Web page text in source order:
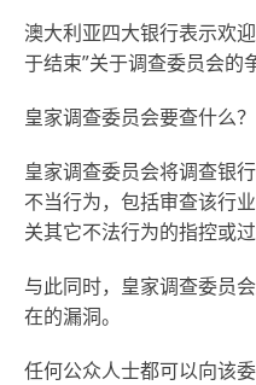
澳大利亚四大银行表示欢
于结束”关于调查委员会的
皇家调查委员会要查什么？
皇家调查委员会将调查银
不当行为，包括审查该行
关其它不法行为的指控或过
与此同时，皇家调查委员
在的漏洞。
任何公众人士都可以向该